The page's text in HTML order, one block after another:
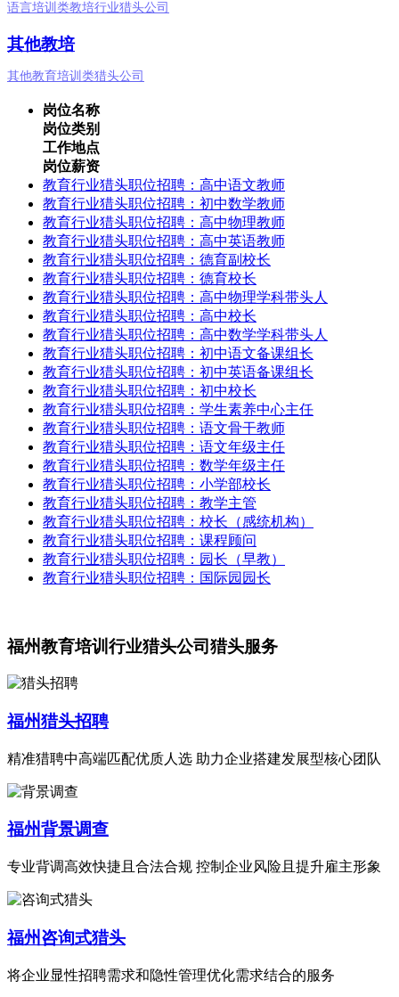
语言培训类教培行业猎头公司
其他教培
其他教育培训类猎头公司
岗位名称
岗位类别
工作地点
岗位薪资
教育行业猎头职位招聘：高中语文教师
教育行业猎头职位招聘：初中数学教师
教育行业猎头职位招聘：高中物理教师
教育行业猎头职位招聘：高中英语教师
教育行业猎头职位招聘：德育副校长
教育行业猎头职位招聘：德育校长
教育行业猎头职位招聘：高中物理学科带头人
教育行业猎头职位招聘：高中校长
教育行业猎头职位招聘：高中数学学科带头人
教育行业猎头职位招聘：初中语文备课组长
教育行业猎头职位招聘：初中英语备课组长
教育行业猎头职位招聘：初中校长
教育行业猎头职位招聘：学生素养中心主任
教育行业猎头职位招聘：语文骨干教师
​教育行业猎头职位招聘：语文年级主任
教育行业猎头职位招聘：数学年级主任
教育行业猎头职位招聘：小学部校长
教育行业猎头职位招聘：教学主管
教育行业猎头职位招聘：校长（感统机构）
教育行业猎头职位招聘：课程顾问
教育行业猎头职位招聘：园长（早教）
教育行业猎头职位招聘：国际园园长
福州教育培训行业猎头公司猎头服务
福州猎头招聘
精准猎聘中高端匹配优质人选 助力企业搭建发展型核心团队
福州背景调查
专业背调高效快捷且合法合规 控制企业风险且提升雇主形象
福州咨询式猎头
将企业显性招聘需求和隐性管理优化需求结合的服务